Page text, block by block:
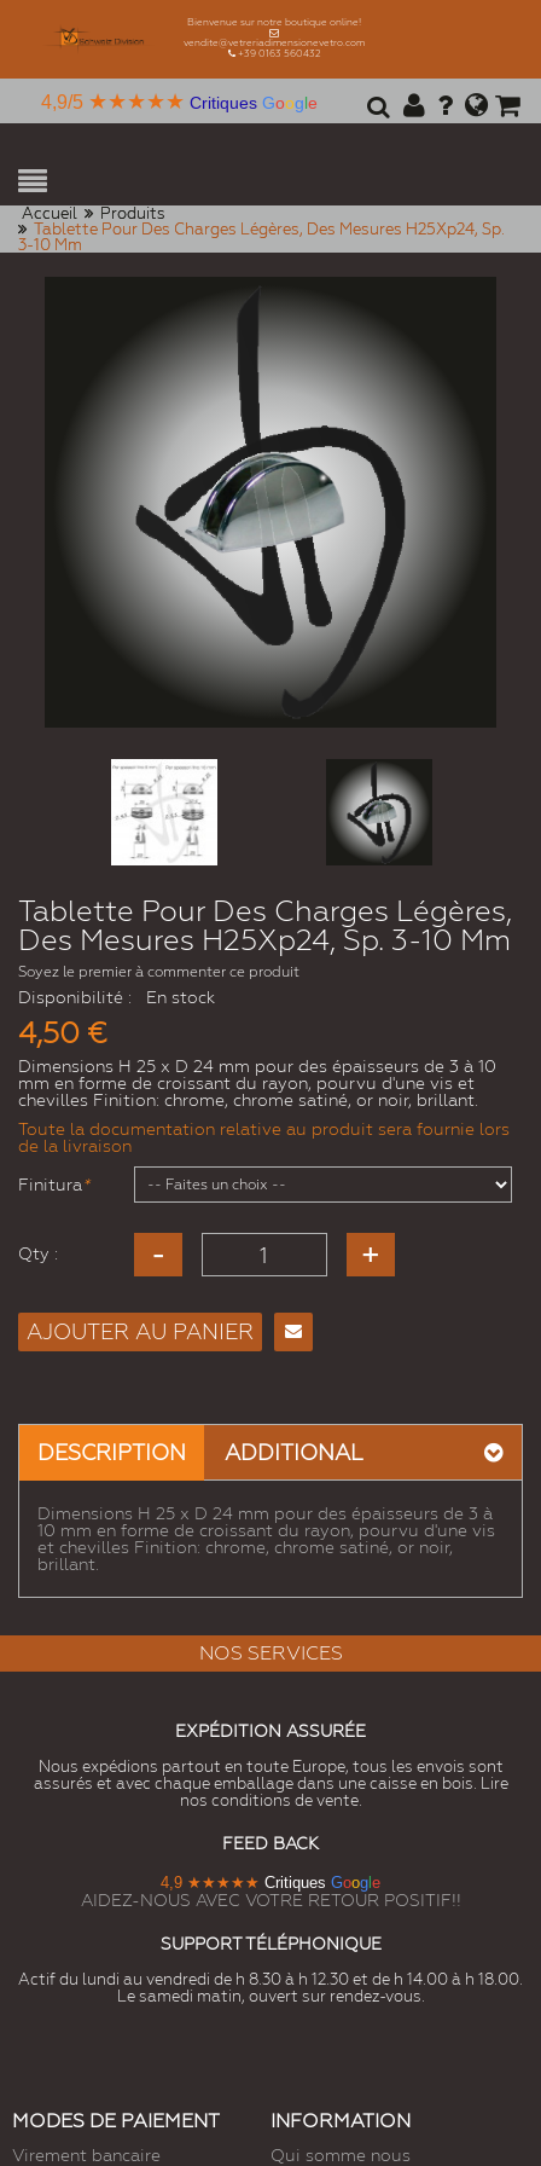
Bienvenue sur notre boutique online!
vendite@vetreriadimensionevetro.com
+39 0163 560432
4,9/5 ★★★★★ Critiques Google
Accueil
Produits
Tablette Pour Des Charges Légères, Des Mesures H25Xp24, Sp.
3-10 Mm
Tablette Pour Des Charges Légères,
Des Mesures H25Xp24, Sp. 3-10 Mm
Soyez le premier à commenter ce produit
Disponibilité : En stock
4,50 €
Dimensions H 25 x D 24 mm pour des épaisseurs de 3 à 10
mm en forme de croissant du rayon, pourvu d'une vis et
chevilles Finition: chrome, chrome satiné, or noir, brillant.
Toute la documentation relative au produit sera fournie lors
de la livraison
*
Finitura
Qty :
AJOUTER AU PANIER
DESCRIPTION ADDITIONAL
Dimensions H 25 x D 24 mm pour des épaisseurs de 3 à
10 mm en forme de croissant du rayon, pourvu d'une vis
et chevilles Finition: chrome, chrome satiné, or noir,
brillant.
NOS SERVICES
EXPÉDITION ASSURÉE
Nous expédions partout en toute Europe, tous les envois sont
assurés et avec chaque emballage dans une caisse en bois. Lire
nos conditions de vente.
FEED BACK
4,9 ★★★★★ Critiques Goog e
AIDEZ-NOUS AVEC VOTRE RETOUR POSITIF!!
SUPPORT TÉLÉPHONIQUE
Actif du lundi au vendredi de h 8.30 à h 12.30 et de h 14.00 à h 18.00.
Le samedi matin, ouvert sur rendez-vous.
MODES DE PAIEMENT
Virement bancaire
INFORMATION
Qui somme nous